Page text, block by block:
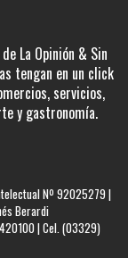
La Opinión & Sin
tengan en un click
servicios,
y gastronomía.
Nº 92025279 |
Berardi
| Cel. (03329)